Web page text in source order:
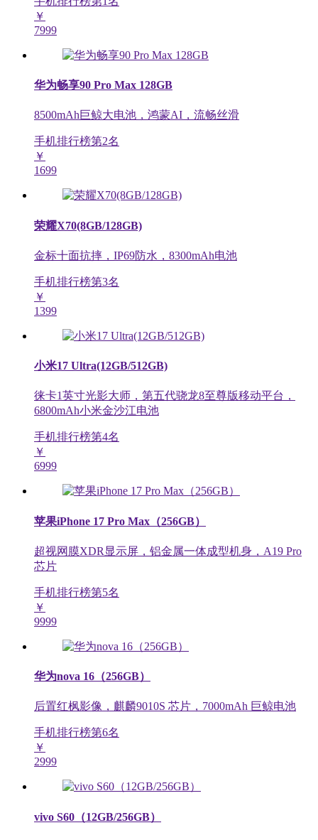
￥
7999
华为畅享90 Pro Max 128GB
8500mAh巨鲸大电池，鸿蒙AI，流畅丝滑
手机排行榜第2名
￥
1699
荣耀X70(8GB/128GB)
金标十面抗摔，IP69防水，8300mAh电池
手机排行榜第3名
￥
1399
小米17 Ultra(12GB/512GB)
徕卡1英寸光影大师，第五代骁龙8至尊版移动平台，
6800mAh小米金沙江电池
手机排行榜第4名
￥
6999
苹果iPhone 17 Pro Max（256GB）
超视网膜XDR显示屏，铝金属一体成型机身，A19 Pro
芯片
手机排行榜第5名
￥
9999
华为nova 16（256GB）
后置红枫影像，麒麟9010S 芯片，7000mAh 巨鲸电池
手机排行榜第6名
￥
2999
vivo S60（12GB/256GB）